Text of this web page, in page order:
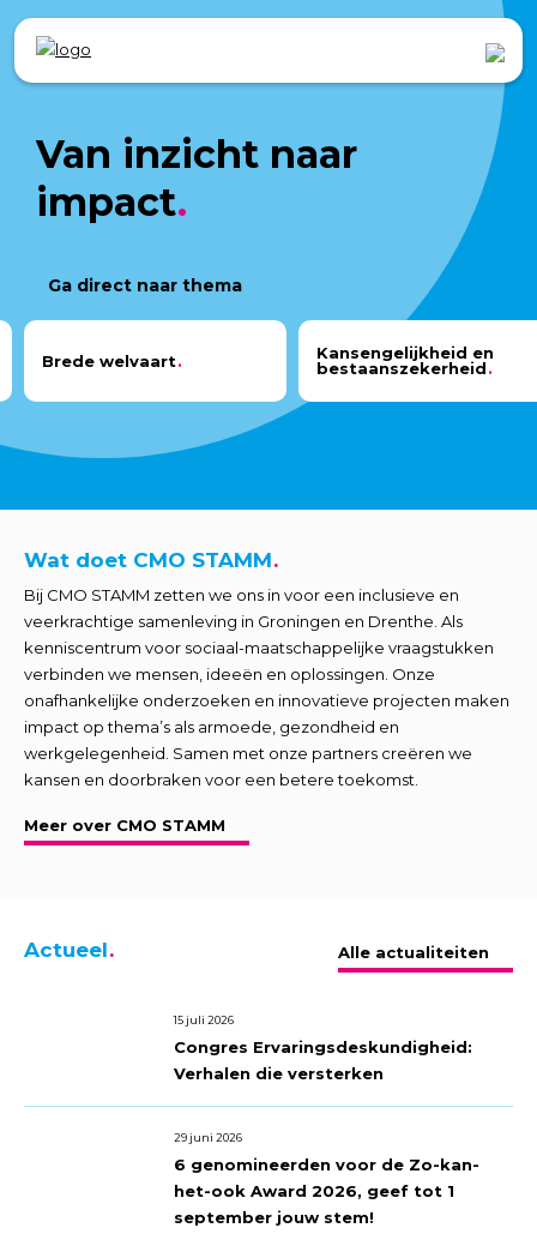
Van inzicht naar
impact
Ga direct naar thema
Brede welvaart
Kansengelijkheid en
bestaanszekerheid
Wat doet CMO STAMM
Bij CMO STAMM zetten we ons in voor een inclusieve en
veerkrachtige samenleving in Groningen en Drenthe. Als
kenniscentrum voor sociaal-maatschappelijke vraagstukken
verbinden we mensen, ideeën en oplossingen. Onze
onafhankelijke onderzoeken en innovatieve projecten maken
impact op thema’s als armoede, gezondheid en
werkgelegenheid. Samen met onze partners creëren we
kansen en doorbraken voor een betere toekomst.
Meer over CMO STAMM
Actueel Alle actualiteiten
15 juli 2026
Congres Ervaringsdeskundigheid:
Verhalen die versterken
29 juni 2026
6 genomineerden voor de Zo-kan-
het-ook Award 2026, geef tot 1
september jouw stem!